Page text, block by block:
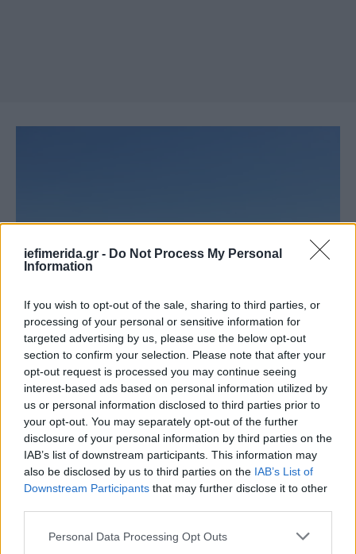
iefimerida.gr - Do Not Process My Personal
Information
If you wish to opt-out of the sale, sharing to third parties, or
processing of your personal or sensitive information for
targeted advertising by us, please use the below opt-out
section to confirm your selection. Please note that after your
opt-out request is processed you may continue seeing
interest-based ads based on personal information utilized by
us or personal information disclosed to third parties prior to
your opt-out. You may separately opt-out of the further
disclosure of your personal information by third parties on the
IAB’s list of downstream participants. This information may
also be disclosed by us to third parties on the IAB’s List of
Downstream Participants that may further disclose it to other
Please note that this website/app uses one or more Google
Personal Data Processing Opt Outs